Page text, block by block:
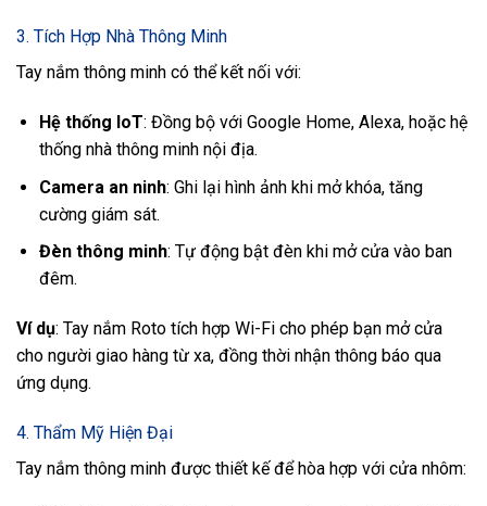
3. Tích Hợp Nhà Thông Minh
Tay nắm thông minh có thể kết nối với:
Hệ thống IoT: Đồng bộ với Google Home, Alexa, hoặc hệ
thống nhà thông minh nội địa.
Camera an ninh: Ghi lại hình ảnh khi mở khóa, tăng
cường giám sát.
Đèn thông minh: Tự động bật đèn khi mở cửa vào ban
đêm.
Ví dụ: Tay nắm Roto tích hợp Wi-Fi cho phép bạn mở cửa
cho người giao hàng từ xa, đồng thời nhận thông báo qua
ứng dụng.
4. Thẩm Mỹ Hiện Đại
Tay nắm thông minh được thiết kế để hòa hợp với cửa nhôm: